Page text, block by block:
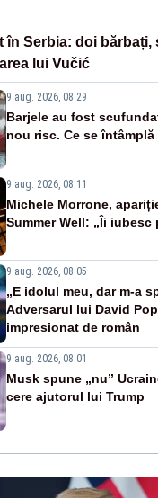
în Serbia: doi bărbați,
lui Vučić
9 aug. 2026, 08:29
Barjele au fost
nou risc. Ce se întâmplă
9 aug. 2026, 08:11
Michele Morrone,
Summer Well: „Îi iubesc
9 aug. 2026, 08:05
„E idolul meu, dar m-a
Adversarul lui David
impresionat de român
9 aug. 2026, 08:01
Musk spune „nu”
cere ajutorul lui Trump